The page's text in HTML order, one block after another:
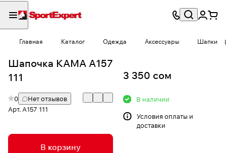
Главная Каталог Одежда Аксессуары Шапки
Шапочка КАМА A157
111
0
Нет отзывов
Арт. A157 111
В корзину
3 350 сом
В наличии
Условия оплаты и
доставки